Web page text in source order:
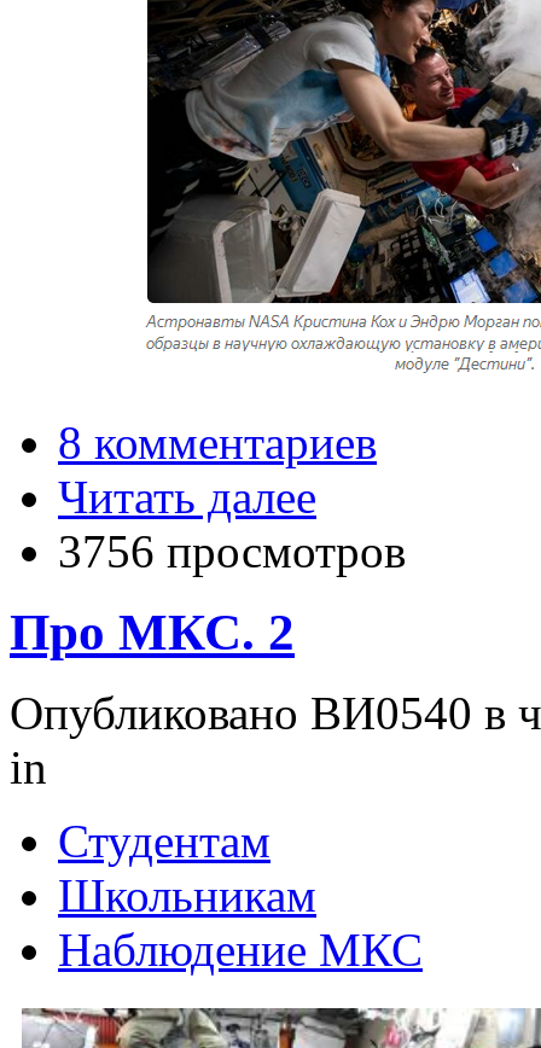
8 комментариев
Читать далее
3756 просмотров
Про МКС. 2
Опубликовано ВИ0540 в
in
Студентам
Школьникам
Наблюдение МКС